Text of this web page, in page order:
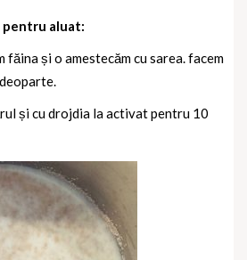
pentru aluat:
și o amestecăm cu sarea. facem
și cu drojdia la activat pentru 10